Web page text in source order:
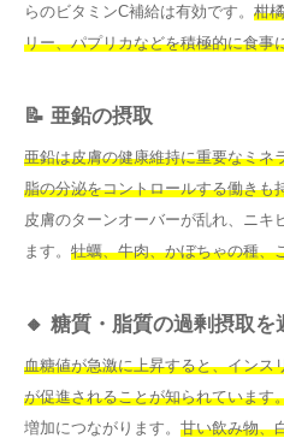
らのビタミンC補給は有効です。 柑
リー、パプリカなどを積極的に食事
📝 亜鉛の摂取
亜鉛は皮膚の健康維持に重要なミネ
脂の分泌をコントロールする働きも
皮膚のターンオーバーが乱れ、ニキ
ます。 牡蠣、牛肉、かぼちゃの種、
🔸 糖質・脂質の過剰摂取を
血糖値が急激に上昇すると、インス
が促進されることが知られています
増加につながります。 甘い飲み物、